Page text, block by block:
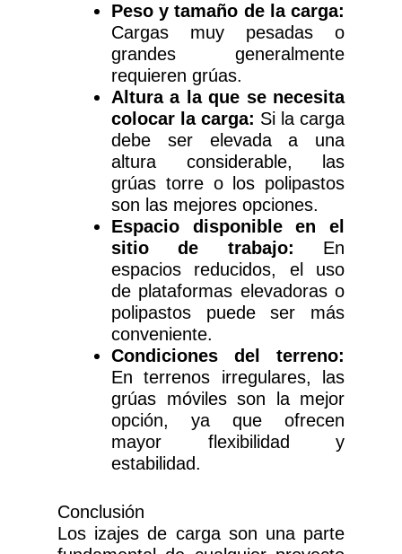
Peso y tamaño de la carga:
Cargas muy pesadas o
grandes generalmente
requieren grúas.
Altura a la que se necesita
colocar la carga: Si la carga
debe ser elevada a una
altura considerable, las
grúas torre o los polipastos
son las mejores opciones.
Espacio disponible en el
sitio de trabajo: En
espacios reducidos, el uso
de plataformas elevadoras o
polipastos puede ser más
conveniente.
Condiciones del terreno:
En terrenos irregulares, las
grúas móviles son la mejor
opción, ya que ofrecen
mayor flexibilidad y
estabilidad.
Conclusión
Los izajes de carga son una parte